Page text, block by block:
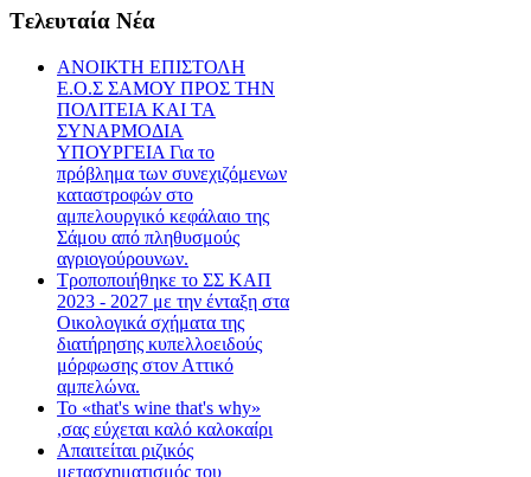
Tελευταία Nέα
ΑΝΟΙΚΤΗ ΕΠΙΣΤΟΛΗ
Ε.Ο.Σ ΣΑΜΟΥ ΠΡΟΣ ΤΗΝ
ΠΟΛΙΤΕΙΑ ΚΑΙ ΤΑ
ΣΥΝΑΡΜΟΔΙΑ
ΥΠΟΥΡΓΕΙΑ Για το
πρόβλημα των συνεχιζόμενων
καταστροφών στο
αμπελουργικό κεφάλαιο της
Σάμου από πληθυσμούς
αγριογούρουνων.
Τροποποιήθηκε το ΣΣ ΚΑΠ
2023 - 2027 με την ένταξη στα
Οικολογικά σχήματα της
διατήρησης κυπελλοειδούς
μόρφωσης στον Αττικό
αμπελώνα.
Το «that's wine that's why»
,σας εύχεται καλό καλοκαίρι
Απαιτείται ριζικός
μετασχηματισμός του